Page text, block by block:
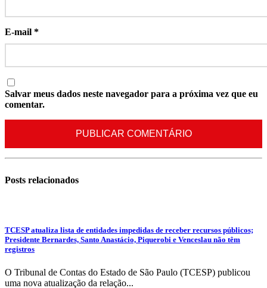
E-mail *
Salvar meus dados neste navegador para a próxima vez que eu
comentar.
Posts relacionados
TCESP atualiza lista de entidades impedidas de receber recursos públicos;
Presidente Bernardes, Santo Anastácio, Piquerobi e Venceslau não têm
registros
O Tribunal de Contas do Estado de São Paulo (TCESP) publicou
uma nova atualização da relação...